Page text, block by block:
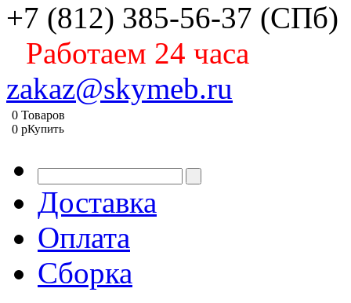
+7 (812) 385-56-37 (СПб)
Работаем 24 часа
zakaz@skymeb.ru
0 Товаров
0 pКупить
Доставка
Оплата
Сборка